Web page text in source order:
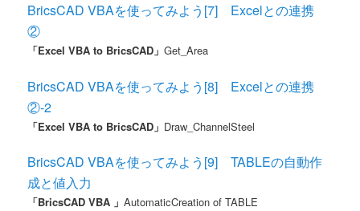
BricsCAD VBAを使ってみよう[7] Excelとの連携
②
「Excel VBA to BricsCAD」Get_Area
BricsCAD VBAを使ってみよう[8] Excelとの連携
②-2
「Excel VBA to BricsCAD」 Draw_ChannelSteel
BricsCAD VBAを使ってみよう[9] TABLEの自動作
成と値入力
「BricsCAD VBA 」AutomaticCreation of TABLE